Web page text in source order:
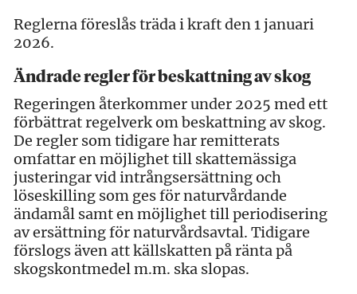
Reglerna föreslås träda i kraft den 1 januari
2026.
Ändrade regler för beskattning av skog
Regeringen återkommer under 2025 med ett
förbättrat regelverk om beskattning av skog.
De regler som tidigare har remitterats
omfattar en möjlighet till skattemässiga
justeringar vid intrångsersättning och
löseskilling som ges för naturvårdande
ändamål samt en möjlighet till periodisering
av ersättning för naturvårdsavtal. Tidigare
förslogs även att källskatten på ränta på
skogskontmedel m.m. ska slopas.